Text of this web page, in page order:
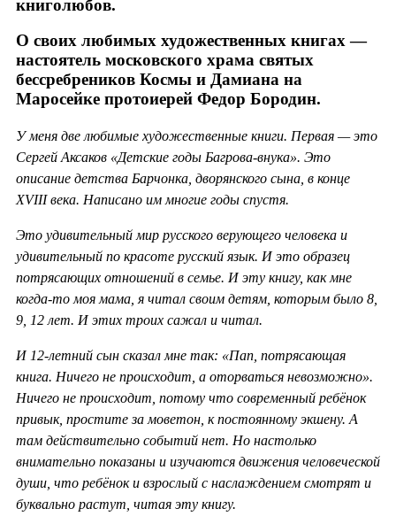
книголюбов.
О своих любимых художественных книгах —
настоятель московского храма святых
бессребреников Космы и Дамиана на
Маросейке протоиерей Федор Бородин.
У меня две любимые художественные книги. Первая — это
Сергей Аксаков «Детские годы Багрова-внука». Это
описание детства Барчонка, дворянского сына, в конце
XVIII века. Написано им многие годы спустя.
Это удивительный мир русского верующего человека и
удивительный по красоте русский язык. И это образец
потрясающих отношений в семье. И эту книгу, как мне
когда-то моя мама, я читал своим детям, которым было 8,
9, 12 лет. И этих троих сажал и читал.
И 12-летний сын сказал мне так: «Пап, потрясающая
книга. Ничего не происходит, а оторваться невозможно».
Ничего не происходит, потому что современный ребёнок
привык, простите за моветон, к постоянному экшену. А
там действительно событий нет. Но настолько
внимательно показаны и изучаются движения человеческой
души, что ребёнок и взрослый с наслаждением смотрят и
буквально растут, читая эту книгу.